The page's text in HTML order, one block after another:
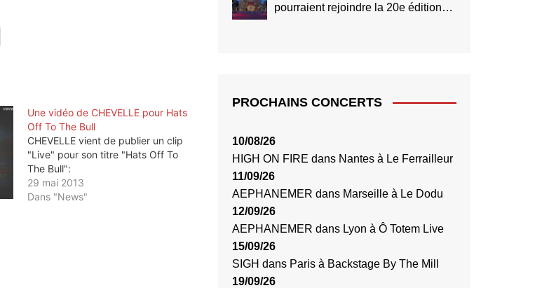
Une vidéo de CHEVELLE pour Hats
Off To The Bull
CHEVELLE vient de publier un clip
"Live" pour son titre "Hats Off To
The Bull":
29 mai 2013
Dans "News"
pourraient rejoindre la 20e édition
PROCHAINS CONCERTS
10/08/26
HIGH ON FIRE dans Nantes à Le Ferrailleur
11/09/26
AEPHANEMER dans Marseille à Le Dodu
12/09/26
AEPHANEMER dans Lyon à Ô Totem Live
15/09/26
SIGH dans Paris à Backstage By The Mill
19/09/26